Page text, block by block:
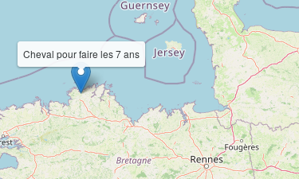
Cheval pour faire les 7 ans